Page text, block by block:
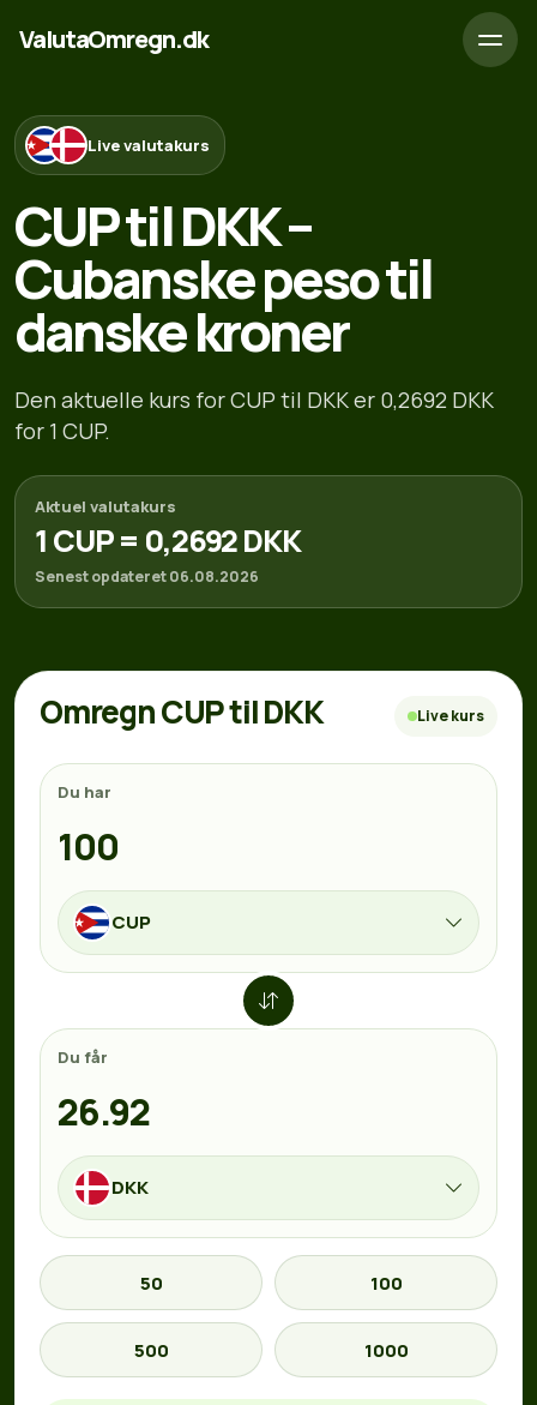
ValutaOmregn.dk
Live valutakurs
CUP til DKK –
Cubanske peso til
danske kroner
Den aktuelle kurs for CUP til DKK er 0,2692 DKK
for 1 CUP.
Aktuel valutakurs
1 CUP = 0,2692 DKK
Senest opdateret 06.08.2026
Omregn CUP til DKK Live kurs
Du har
CUP
Du får
DKK
50 100
500 1000